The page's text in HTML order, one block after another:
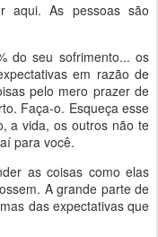
aqui. As pessoas são
do seu sofrimento... os
em razão de
pelo mero prazer de
Faça-o. Esqueça esse
a vida, os outros não te
para você.
as coisas como elas
A grande parte de
das expectativas que